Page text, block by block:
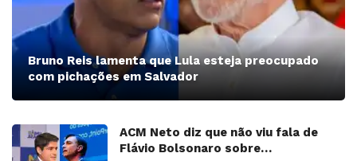
Bruno Reis lamenta que Lula esteja preocupado
com pichações em Salvador
ACM Neto diz que não viu fala de
Flávio Bolsonaro sobre…